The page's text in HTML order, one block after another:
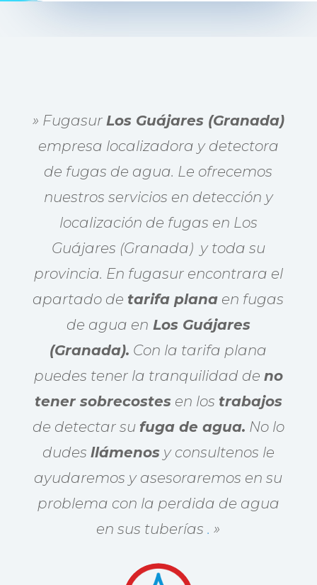
» Fugasur Los Guájares (Granada)
empresa localizadora y detectora
de fugas de agua. Le ofrecemos
nuestros servicios en detección y
localización de fugas en Los
Guájares (Granada) y toda su
provincia. En fugasur encontrara el
apartado de tarifa plana en fugas
de agua en Los Guájares
(Granada). Con la tarifa plana
puedes tener la tranquilidad de no
tener sobrecostesen los trabajos
de detectar su fuga de agua. No lo
dudes llámenosy consultenos le
ayudaremos y asesoraremos en su
problema con la perdida de agua
en sus tuberías . »